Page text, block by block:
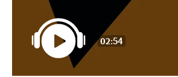
02:54